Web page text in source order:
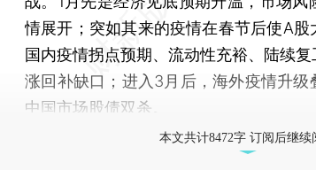
情展开；突如其来的疫情在春节后使A股
国内疫情拐点预期、流动性充裕、陆续
涨回补缺口；进入3月后，海外疫情升级
中国市场股债双杀。
本文共计8472字 订阅后继续